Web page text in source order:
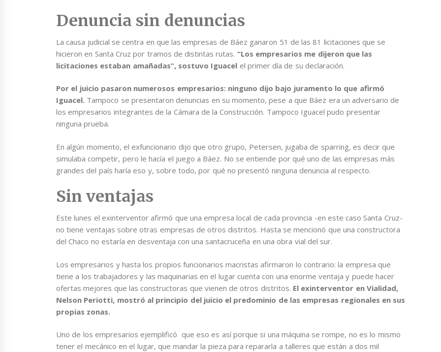
Denuncia sin denuncias
La causa judicial se centra en que las empresas de Báez ganaron 51 de las 81 licitaciones que se
hicieron en Santa Cruz por tramos de distintas rutas. “Los empresarios me dijeron que las
licitaciones estaban amañadas”, sostuvo Iguacel el primer día de su declaración.
Por el juicio pasaron numerosos empresarios: ninguno dijo bajo juramento lo que afirmó
Iguacel. Tampoco se presentaron denuncias en su momento, pese a que Báez era un adversario de
los empresarios integrantes de la Cámara de la Construcción. Tampoco Iguacel pudo presentar
ninguna prueba.
En algún momento, el exfuncionario dijo que otro grupo, Petersen, jugaba de sparring, es decir que
simulaba competir, pero le hacía el juego a Báez. No se entiende por qué uno de las empresas más
grandes del país haría eso y, sobre todo, por qué no presentó ninguna denuncia al respecto.
Sin ventajas
Este lunes el exinterventor afirmó que una empresa local de cada provincia -en este caso Santa Cruz-
no tiene ventajas sobre otras empresas de otros distritos. Hasta se mencionó que una constructora
del Chaco no estaría en desventaja con una santacruceña en una obra vial del sur.
Los empresarios y hasta los propios funcionarios macristas afirmaron lo contrario: la empresa que
tiene a los trabajadores y las maquinarias en el lugar cuenta con una enorme ventaja y puede hacer
ofertas mejores que las constructoras que vienen de otros distritos. El exinterventor en Vialidad,
Nelson Periotti, mostró al principio del juicio el predominio de las empresas regionales en sus
propias zonas.
Uno de los empresarios ejemplificó que eso es así porque si una máquina se rompe, no es lo mismo
tener el mecánico en el lugar, que mandar la pieza para repararla a talleres que están a dos mil